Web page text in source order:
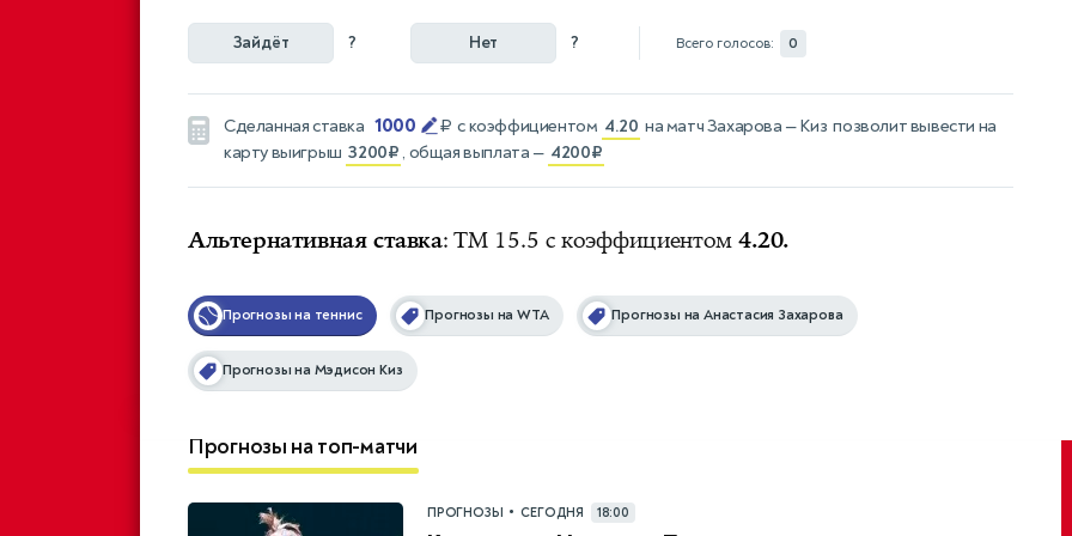
Зайдёт ? Нет ? Всего голосов: 0
Сделанная ставка 1000 ₽ с коэффициентом 4.20 на матчЗахарова — Киз позволит вывести на
карту выигрыш 3200₽ , общая выплата — 4200₽
Альтернативная ставка: ТМ 15.5 с коэффициентом4.20.
Прогнозы на теннис Прогнозы на WTA Прогнозы на Анастасия Захарова
Прогнозы на Мэдисон Киз
Прогнозы на топ-матчи
ПРОГНОЗЫ • СЕГОДНЯ 18:00